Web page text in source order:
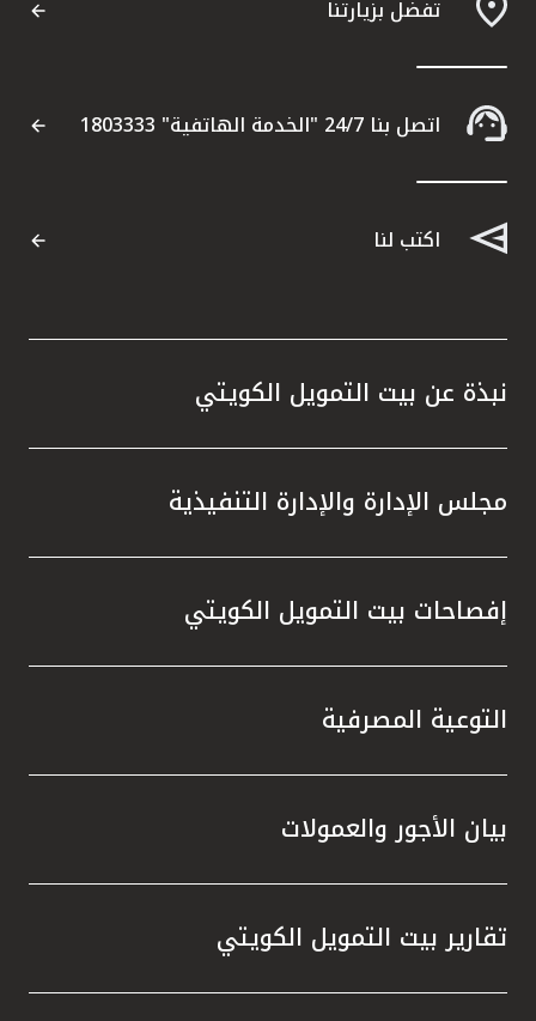
تفضل بزيارتنا
اتصل بنا 24/7 "الخدمة الهاتفية" 1803333
اكتب لنا
نبذة عن بيت التمويل الكويتي
مجلس الإدارة والإدارة التنفيذية
إفصاحات بيت التمويل الكويتي
التوعية المصرفية
بيان الأجور والعمولات
تقارير بيت التمويل الكويتي